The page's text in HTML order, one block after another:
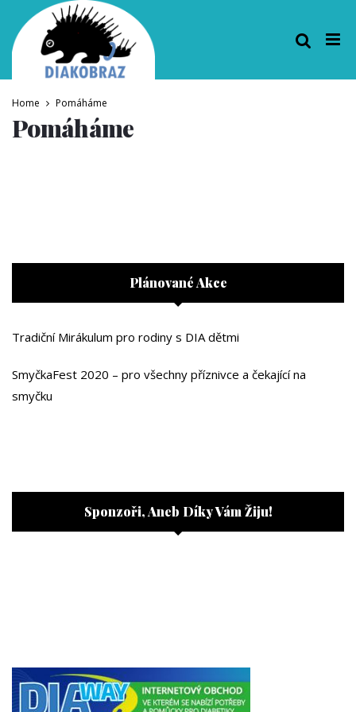
Home Pomáháme
Pomáháme
Plánované Akce
Tradiční Mirákulum pro rodiny s DIA dětmi
SmyčkaFest 2020 – pro všechny příznivce a čekající na
smyčku
Sponzoři, Aneb Díky Vám Žiju!